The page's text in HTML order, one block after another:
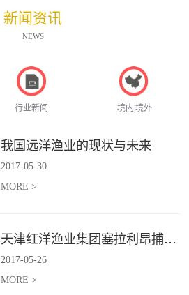
新闻资讯
NEWS
行业新闻 境内|境外
我国远洋渔业的现状与未来
2017-05-30
MORE >
天津红洋渔业集团塞拉利昂捕捞项目
2017-05-26
MORE >